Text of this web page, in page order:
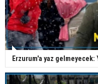
Erzurum'a yaz gelmeyecek: